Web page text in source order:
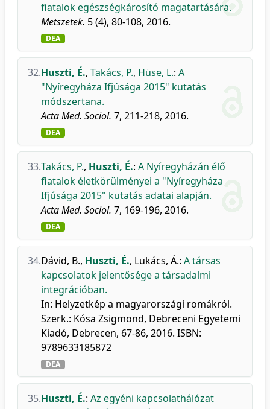
fiatalok egészségkárosító magatartására.
Metszetek. 5 (4), 80-108, 2016.
DEA
32.Huszti, É., Takács, P., Hüse, L.: A
"Nyíregyháza Ifjúsága 2015" kutatás
módszertana.
Acta Med. Sociol. 7, 211-218, 2016.
DEA
33.Takács, P., Huszti, É.: A Nyíregyházán élő
fiatalok életkörülményei a "Nyíregyháza
Ifjúsága 2015" kutatás adatai alapján.
Acta Med. Sociol. 7, 169-196, 2016.
DEA
34.Dávid, B., Huszti, É., Lukács, Á.: A társas
kapcsolatok jelentősége a társadalmi
integrációban.
In: Helyzetkép a magyarországi romákról.
Szerk.: Kósa Zsigmond, Debreceni Egyetemi
Kiadó, Debrecen, 67-86, 2016. ISBN:
9789633185872
DEA
35.Huszti, É.: Az egyéni kapcsolathálózat